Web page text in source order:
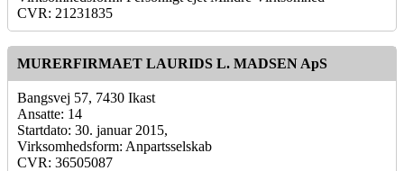
CVR: 21231835
MURERFIRMAET LAURIDS L. MADSEN ApS
Bangsvej 57, 7430 Ikast
Ansatte: 14
Startdato: 30. januar 2015,
Virksomhedsform: Anpartsselskab
CVR: 36505087